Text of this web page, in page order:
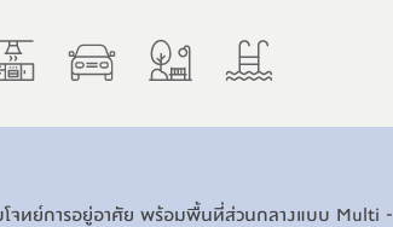
จทย์การอยู่อาศัย พร้อมพื้นที่ส่วนกลางแบบ Multi -